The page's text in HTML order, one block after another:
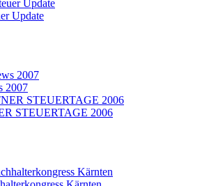
Update
2007
STEUERTAGE 2006